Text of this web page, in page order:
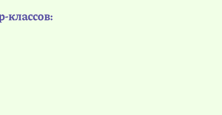
классов: